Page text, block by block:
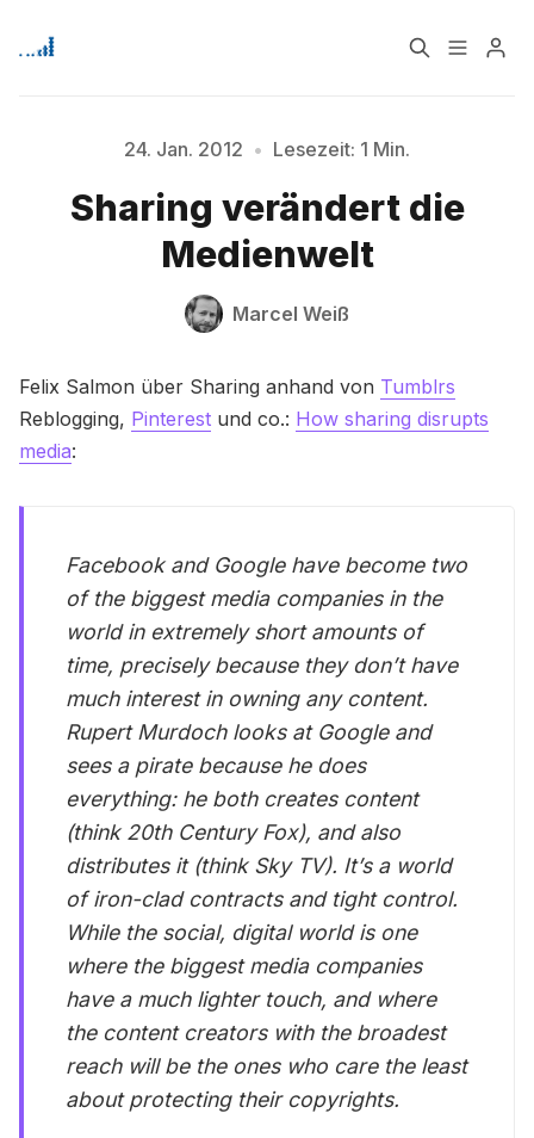
Signup
Bitte geben Sie mindestens 3 Zeichen ein
24. Jan. 2012 • Lesezeit: 1 Min.
Sharing verändert die
Medienwelt
Marcel Weiß
Felix Salmon über Sharing anhand von Tumblrs
Reblogging, Pinterest und co.: How sharing disrupts
media:
Facebook and Google have become two
of the biggest media companies in the
world in extremely short amounts of
time, precisely because they don’t have
much interest in owning any content.
Rupert Murdoch looks at Google and
sees a pirate because he does
everything: he both creates content
(think 20th Century Fox), and also
distributes it (think Sky TV). It’s a world
of iron-clad contracts and tight control.
While the social, digital world is one
where the biggest media companies
have a much lighter touch, and where
the content creators with the broadest
reach will be the ones who care the least
about protecting their copyrights.